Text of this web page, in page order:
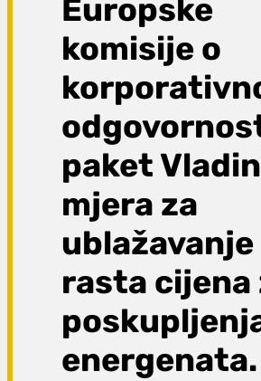
Europske
komisije o
paket
mjera za
ublažavanje
rasta cijena
energenata.